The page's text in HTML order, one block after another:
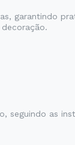
garantindo
as